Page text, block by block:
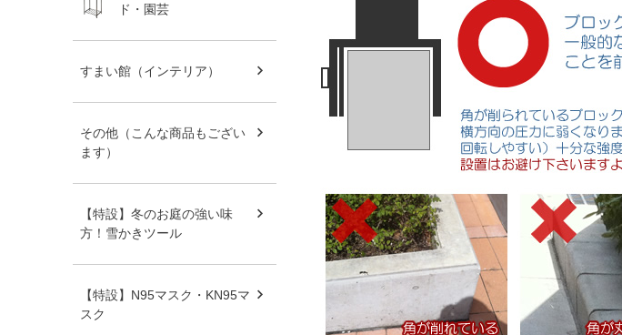
ド・園芸
すまい館（インテリア）
その他（こんな商品もござい
ます）
【特設】冬のお庭の強い味
方！雪かきツール
【特設】N95マスク・KN95マ
スク